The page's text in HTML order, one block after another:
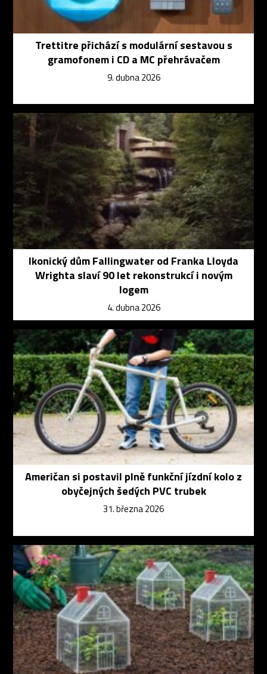
Trettitre přichází s modulární sestavou s
gramofonem i CD a MC přehrávačem
9. dubna 2026
Ikonický dům Fallingwater od Franka Lloyda
Wrighta slaví 90 let rekonstrukcí i novým
logem
4. dubna 2026
Američan si postavil plně funkční jízdní kolo z
obyčejných šedých PVC trubek
31. března 2026